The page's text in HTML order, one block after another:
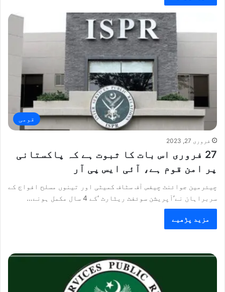
قومی
فروری 27, 2023
27 فروری اس بات کا ثبوت ہے کہ پاکستانی
پر امن قوم ہے، آئی ایس پی آر
چیئرمین جوائنٹ چیفس آف سٹاف کمیٹی اور تینوں مسلح افواج کے
سربراہان نے’آپریشن سوئفٹ ریٹارٹ ‘کے 4 سال مکمل ہونے…
مزید پڑھیے